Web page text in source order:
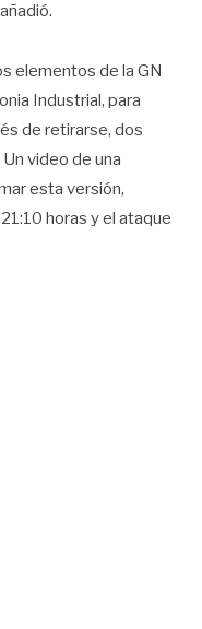
elementos de la GN
Industrial, para
de retirarse, dos
video de una
esta versión,
horas y el ataque